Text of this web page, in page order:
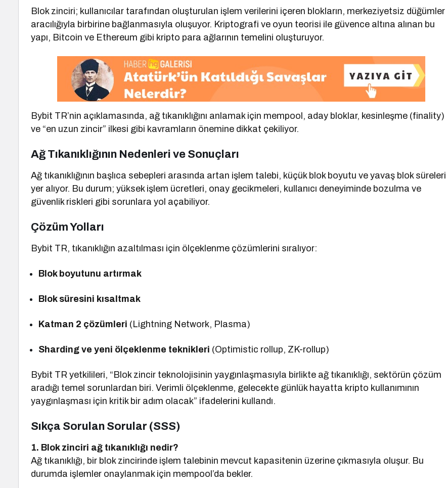
Blok zinciri; kullanıcılar tarafından oluşturulan işlem verilerini içeren blokların, merkeziyetsiz düğümler
aracılığıyla birbirine bağlanmasıyla oluşuyor. Kriptografi ve oyun teorisi ile güvence altına alınan bu
yapı, Bitcoin ve Ethereum gibi kripto para ağlarının temelini oluşturuyor.
Bybit TR’nin açıklamasında, ağ tıkanıklığını anlamak için mempool, aday bloklar, kesinleşme (finality)
ve “en uzun zincir” ilkesi gibi kavramların önemine dikkat çekiliyor.
Ağ Tıkanıklığının Nedenleri ve Sonuçları
Ağ tıkanıklığının başlıca sebepleri arasında artan işlem talebi, küçük blok boyutu ve yavaş blok süreleri
yer alıyor. Bu durum; yüksek işlem ücretleri, onay gecikmeleri, kullanıcı deneyiminde bozulma ve
güvenlik riskleri gibi sorunlara yol açabiliyor.
Çözüm Yolları
Bybit TR, tıkanıklığın azaltılması için ölçeklenme çözümlerini sıralıyor:
Blok boyutunu artırmak
Blok süresini kısaltmak
Katman 2 çözümleri (Lightning Network, Plasma)
Sharding ve yeni ölçeklenme teknikleri (Optimistic rollup, ZK-rollup)
Bybit TR yetkilileri, “Blok zincir teknolojisinin yaygınlaşmasıyla birlikte ağ tıkanıklığı, sektörün çözüm
aradığı temel sorunlardan biri. Verimli ölçeklenme, gelecekte günlük hayatta kripto kullanımının
yaygınlaşması için kritik bir adım olacak” ifadelerini kullandı.
Sıkça Sorulan Sorular (SSS)
1. Blok zinciri ağ tıkanıklığı nedir?
Ağ tıkanıklığı, bir blok zincirinde işlem talebinin mevcut kapasitenin üzerine çıkmasıyla oluşur. Bu
durumda işlemler onaylanmak için mempool’da bekler.